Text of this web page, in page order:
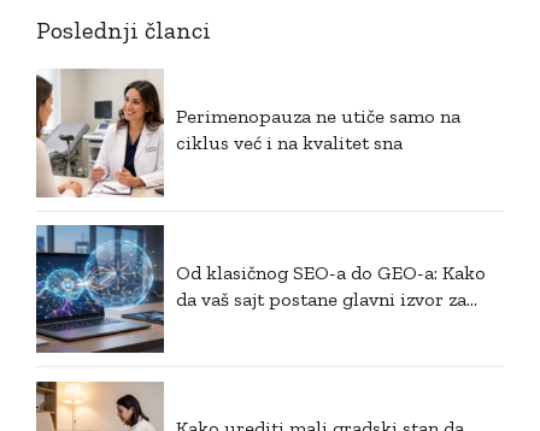
Poslednji članci
Perimenopauza ne utiče samo na
ciklus već i na kvalitet sna
Od klasičnog SEO-a do GEO-a: Kako
da vaš sajt postane glavni izvor za